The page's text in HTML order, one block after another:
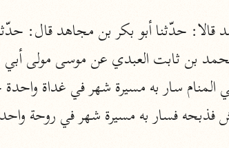
الوجيز
الواحدي (٤٦٨ هـ)
نحو مجلد
تفسير القرآن العزيز